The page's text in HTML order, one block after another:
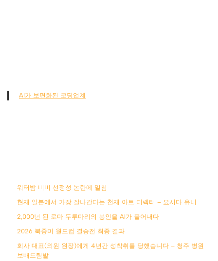
AI가 보편화된 코딩업계
워터밤 비비 선정성 논란에 일침
현재 일본에서 가장 잘나간다는 천재 아트 디렉터 – 요시다 유니
2,000년 된 로마 두루마리의 봉인을 AI가 풀어내다
2026 북중미 월드컵 결승전 최종 결과
회사 대표(의원 원장)에게 4년간 성착취를 당했습니다 – 청주 병원
보배드림발